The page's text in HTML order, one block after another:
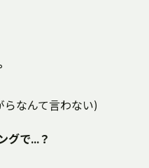
なんて言わない)
グで…？